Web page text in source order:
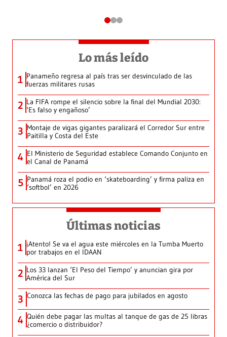
Lo más leído
1 Panameño regresa al país tras ser desvinculado de las
fuerzas militares rusas
2 La FIFA rompe el silencio sobre la final del Mundial 2030:
‘Es falso y engañoso’
3 Montaje de vigas gigantes paralizará el Corredor Sur entre
Paitilla y Costa del Este
4 El Ministerio de Seguridad establece Comando Conjunto en
el Canal de Panamá
5 Panamá roza el podio en ‘skateboarding’ y firma paliza en
‘softbol’ en 2026
Últimas noticias
1 ¡Atento! Se va el agua este miércoles en la Tumba Muerto
por trabajos en el IDAAN
2 Los 33 lanzan ‘El Peso del Tiempo’ y anuncian gira por
América del Sur
3 Conozca las fechas de pago para jubilados en agosto
4 Quién debe pagar las multas al tanque de gas de 25 libras
¿comercio o distribuidor?